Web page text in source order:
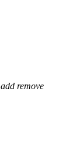
add remove